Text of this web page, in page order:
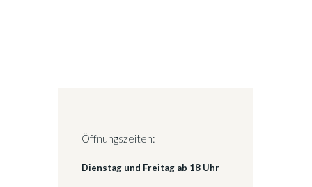
Öffnungszeiten:
Dienstag und Freitag ab 18 Uhr